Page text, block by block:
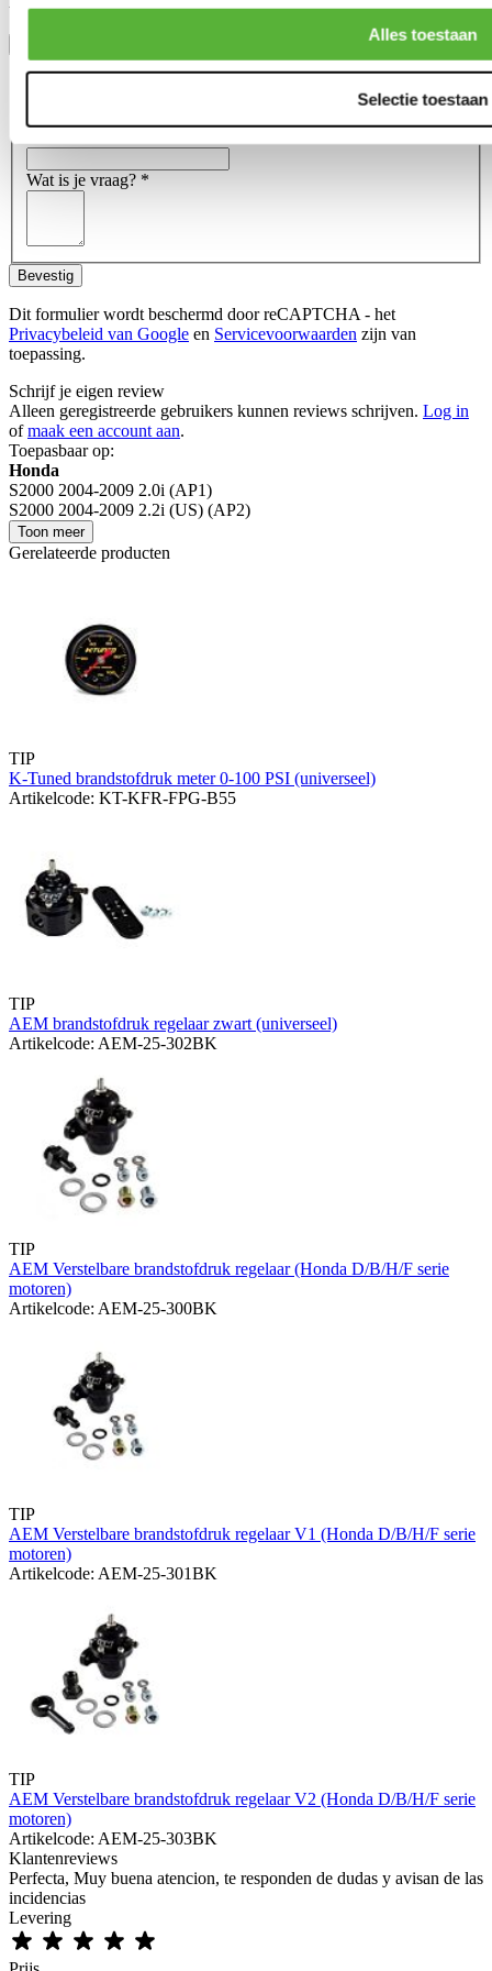
Alles toestaan
Selectie toestaan
-No fittings included (available seperately or as a fitting kit)
Stel een vraag over dit product
Wat is je vraag? *
Bevestig
Dit formulier wordt beschermd door reCAPTCHA - het
Privacybeleid van Google en Servicevoorwaarden zijn van
toepassing.
Schrijf je eigen review
Alleen geregistreerde gebruikers kunnen reviews schrijven. Log in
ofmaak een account aan.
Toepasbaar op:
Honda
S2000 2004-2009 2.0i (AP1)
S2000 2004-2009 2.2i (US) (AP2)
Toon meer
Gerelateerde producten
TIP
K-Tuned brandstofdruk meter 0-100 PSI (universeel)
Artikelcode: KT-KFR-FPG-B55
TIP
AEM brandstofdruk regelaar zwart (universeel)
Artikelcode: AEM-25-302BK
TIP
AEM Verstelbare brandstofdruk regelaar (Honda D/B/H/F serie
motoren)
Artikelcode: AEM-25-300BK
TIP
AEM Verstelbare brandstofdruk regelaar V1 (Honda D/B/H/F serie
motoren)
Artikelcode: AEM-25-301BK
TIP
AEM Verstelbare brandstofdruk regelaar V2 (Honda D/B/H/F serie
motoren)
Artikelcode: AEM-25-303BK
Klantenreviews
Perfecta, Muy buena atencion, te responden de dudas y avisan de las
incidencias
Levering